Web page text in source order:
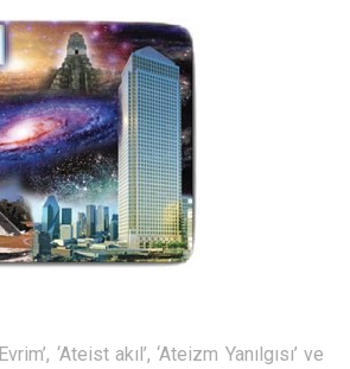
‘Ateist akıl’, ‘Ateizm Yanılgısı’ ve